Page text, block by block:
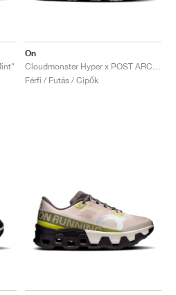
On
Férfi / Futás / Cipők